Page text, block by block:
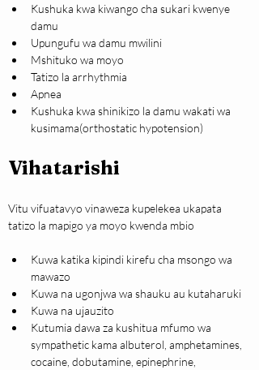
Kushuka kwa kiwango cha sukari kwenye
damu
Upungufu wa damu mwilini
Mshituko wa moyo
Tatizo la arrhythmia
Apnea
Kushuka kwa shinikizo la damu wakati wa
kusimama(orthostatic hypotension)
Vihatarishi
Vitu vifuatavyo vinaweza kupelekea ukapata
tatizo la mapigo ya moyo kwenda mbio
Kuwa katika kipindi kirefu cha msongo wa
mawazo
Kuwa na ugonjwa wa shauku au kutaharuki
Kuwa na ujauzito
Kutumia dawa za kushitua mfumo wa
sympathetic kama albuterol, amphetamines,
cocaine, dobutamine, epinephrine,